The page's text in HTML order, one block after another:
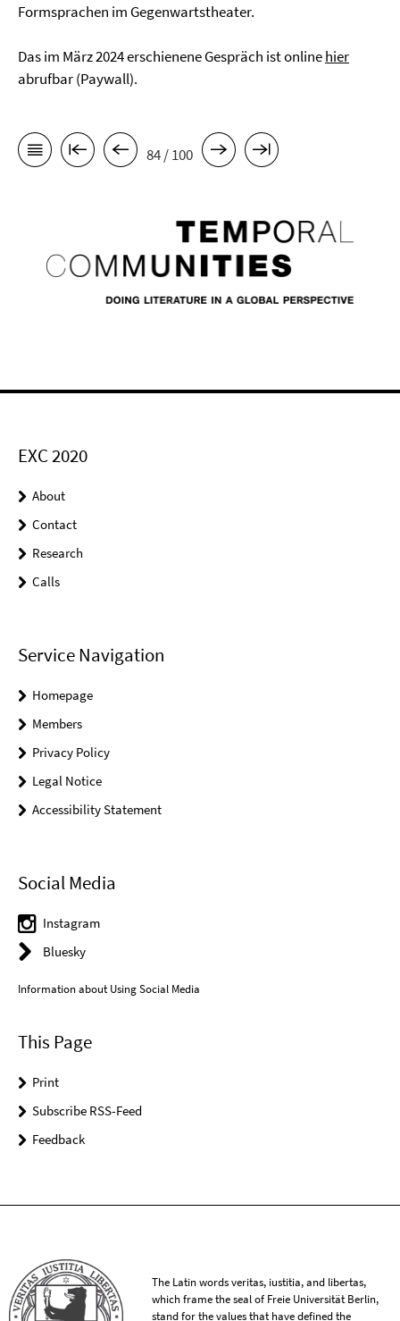
Formsprachen im Gegenwartstheater.
Das im März 2024 erschienene Gespräch ist onlinehier
abrufbar (Paywall).
84 / 100
EXC 2020
About
Contact
Research
Calls
Service Navigation
Homepage
Members
Privacy Policy
Legal Notice
Accessibility Statement
Social Media
Instagram
Bluesky
Information about Using Social Media
This Page
Print
Subscribe RSS-Feed
Feedback
The Latin words veritas, iustitia, and libertas,
which frame the seal of Freie Universität Berlin,
stand for the values that have defined the